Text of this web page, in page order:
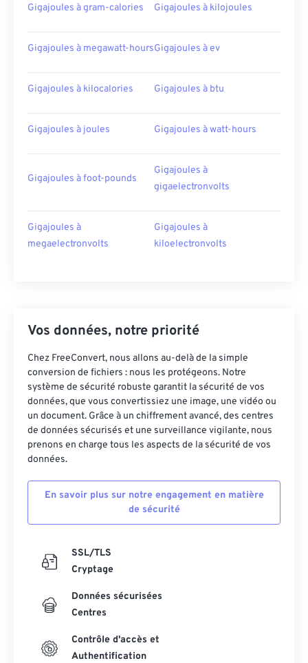
Gigajoules à gram-calories Gigajoules à kilojoules
Gigajoules à megawatt-hoursGigajoules à ev
Gigajoules à kilocalories Gigajoules à btu
Gigajoules à joules Gigajoules à watt-hours
Gigajoules à foot-pounds
Gigajoules à
gigaelectronvolts
Gigajoules à
megaelectronvolts
Gigajoules à
kiloelectronvolts
Vos données, notre priorité
Chez FreeConvert, nous allons au-delà de la simple
conversion de fichiers : nous les protégeons. Notre
système de sécurité robuste garantit la sécurité de vos
données, que vous convertissiez une image, une vidéo ou
un document. Grâce à un chiffrement avancé, des centres
de données sécurisés et une surveillance vigilante, nous
prenons en charge tous les aspects de la sécurité de vos
données.
En savoir plus sur notre engagement en matière
de sécurité
SSL/TLS
Cryptage
Données sécurisées
Centres
Contrôle d'accès et
Authentification